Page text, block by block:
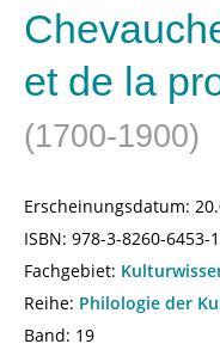
et de la
(1700-1900)
Erscheinungsdatum:
ISBN: 978-3-8260-6453-1
Fachgebiet:
Reihe: Philologie der
Band: 19